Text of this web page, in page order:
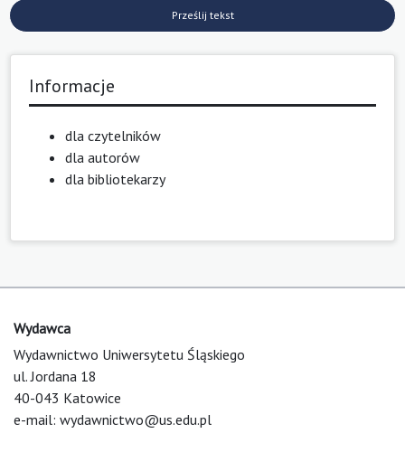
Prześlij tekst
Informacje
dla czytelników
dla autorów
dla bibliotekarzy
Wydawca
Wydawnictwo Uniwersytetu Śląskiego
ul. Jordana 18
40-043 Katowice
e-mail: wydawnictwo@us.edu.pl